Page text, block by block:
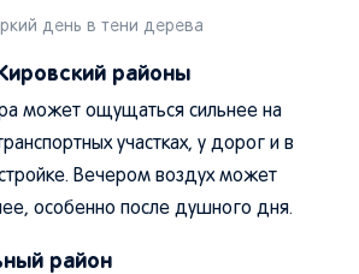
день в тени дерева
районы
может ощущаться сильнее на
участках, у дорог и в
Вечером воздух может
особенно после душного дня.
район